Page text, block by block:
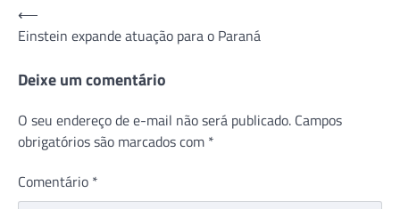
Navegação
de
Post
⟵
Einstein expande atuação para o Paraná
Deixe um comentário
O seu endereço de e-mail não será publicado. Campos
obrigatórios são marcados com *
Comentário *